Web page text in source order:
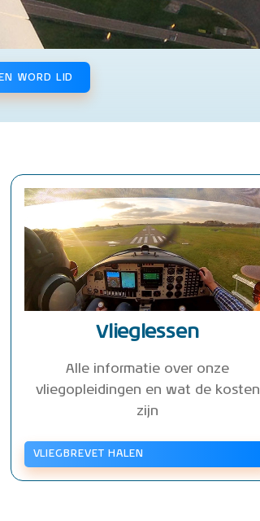
WORD LID
Vlieglessen
Alle informatie over onze
vliegopleidingen en wat de kosten
zijn
VLIEGBREVET HALEN